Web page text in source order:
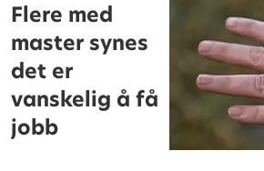
Flere med
master synes
det er
vanskelig å få
jobb